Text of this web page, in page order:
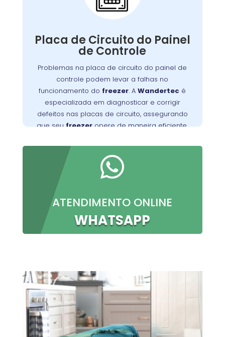
Placa de Circuito do Painel
de Controle
Problemas na placa de circuito do painel de
controle podem levar a falhas no
funcionamento do freezer. AWandertec é
especializada em diagnosticar e corrigir
defeitos nas placas de circuito, assegurando
que seufreezeropere de maneira eficiente.
Painel de Controle:
A placa de circuito do painel de controle
gerencia as funções do
freezer
Defeitos nessa
placa podem resultar em problemas com o
controle de temperatura e outros mau
funcionamentos
. Os técnicos da
Wandertec
na Augusta são especializados em identificar e
corrigir falhas nas placas de circuito,
garantindo que seu
freezer
opere de forma
confiável e eficiente.

ATENDIMENTO ONLINE
WHATSAPP